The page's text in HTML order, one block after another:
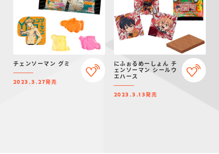
チェンソーマン グミ
2023.3.27発売
にふぉるめーしょん チ
ェンソーマン シールウ
エハース
2023.3.13発売